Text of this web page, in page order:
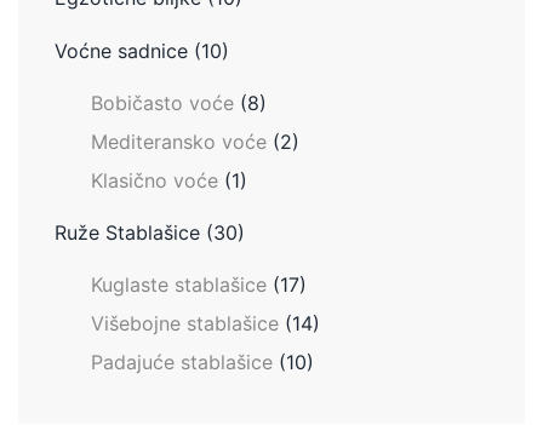
Voćne sadnice (10)
Bobičasto voće (8)
Mediteransko voće (2)
Klasično voće (1)
Ruže Stablašice (30)
Kuglaste stablašice (17)
Višebojne stablašice (14)
Padajuće stablašice (10)